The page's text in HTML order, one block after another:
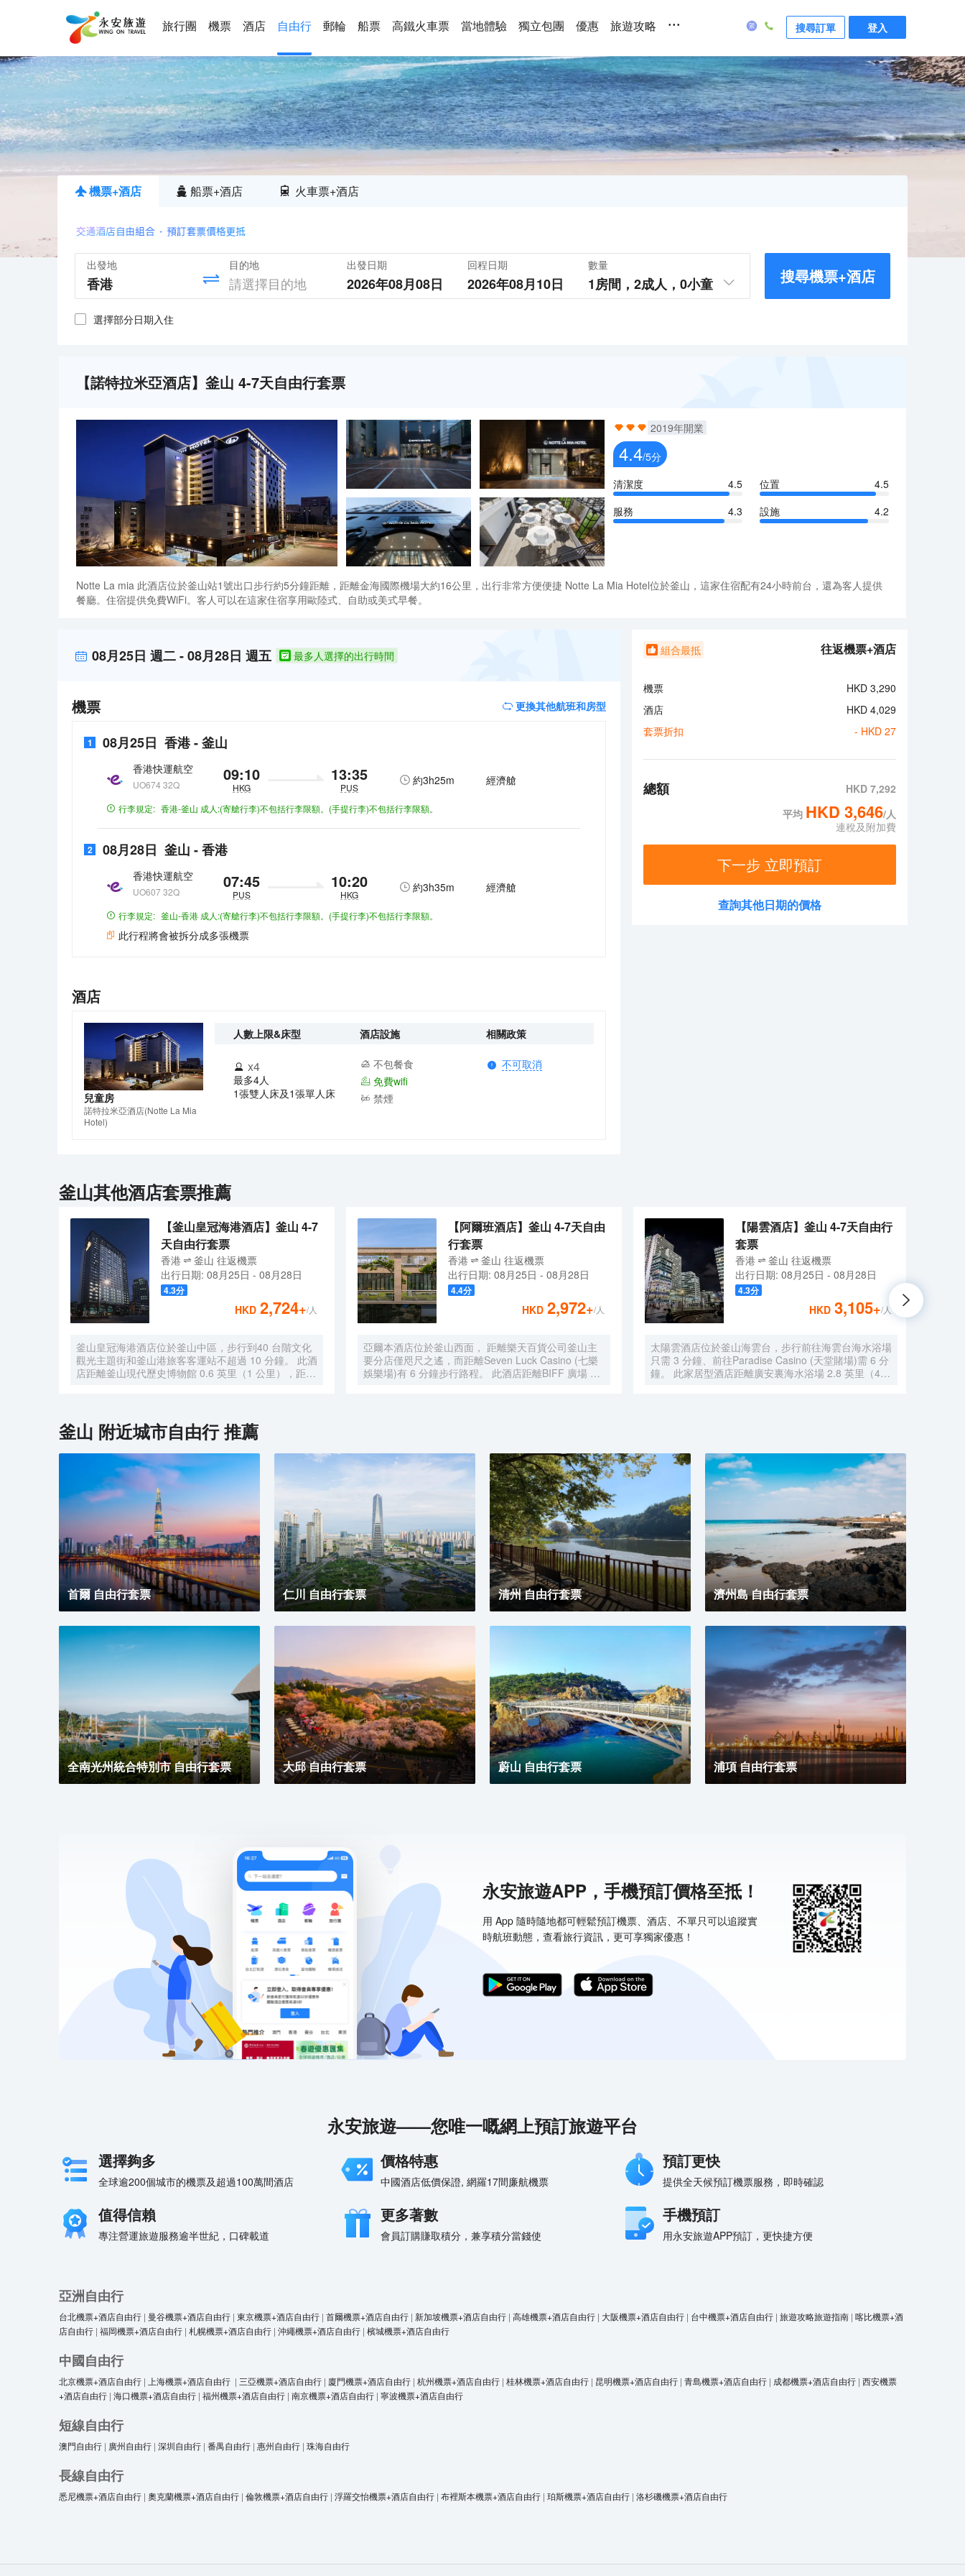
旅行團 機票 酒店 自由行 郵輪 船票 高鐵火車票 當地體驗 獨立包團 優惠 旅遊攻略 ... 搜尋訂單 登入
機票+酒店 船票+酒店 火車票+酒店
出發地 目的地 出發日期
2026年08月08日
回程日期
2026年08月10日
數量
1房間， 2成人， 0小童 搜尋機票+酒店
選擇部分日期入住
【諾特拉米亞酒店】釜山 4-7天自由行套票
2019年開業
4.4/5分
清潔度
4.5 位置
4.5
服務
4.3 設施 4.2
Notte La mia 此酒店位於釜山站1號出口步行約5分鐘距離，距離金海國際機場大約16公里，出行非常方便便捷 Notte La Mia Hotel位於釜山，這家住宿配有24小時前台，還為客人提供
餐廳。住宿提供免費WiFi。客人可以在這家住宿享用歐陸式、自助或美式早餐。
08月25日 週二-08月28日 週五 最多人選擇的出行時間
機票 更換其他航班和房型
1 08月25日 香港-釜山
香港快運航空
UO674 32Q
09:10
HKG
13:35
PUS 約3h25m 經濟艙
行李規定: 香港-釜山 成人:(寄艙行李)不包括行李限額。(手提行李)不包括行李限額。
2 08月28日 釜山 -香港
香港快運航空
UO607 32Q
07:45
PUS
10:20
HKG 約3h35m 經濟艙
行李規定: 釜山-香港 成人:(寄艙行李)不包括行李限額。(手提行李)不包括行李限額。
此行程將會被拆分成多張機票
酒店
兒童房
諾特拉米亞酒店(Notte La Mia
Hotel)
人數上限&床型
x4
最多4人
1張雙人床及1張單人床
酒店設施
不包餐食
免費wifi
禁煙
相關政策
不可取消
組合最抵 往返機票+酒店
機票 HKD 3,290
酒店
HKD 4,029
套票折扣
- HKD 27
總額 HKD 7,292
平均 HKD 3,646/人
連稅及附加費
下一步 立即預訂
查詢其他日期的價格
釜山其他酒店套票推薦
【釜山皇冠海港酒店】釜山 4-7
天自由行套票
香港 釜山 往返機票
出行日期: 08月25日 - 08月28日
4.3分
HKD 2,724+/人
釜山皇冠海港酒店位於釜山中區，步行到40 台階文化
觀光主題街和釜山港旅客客運站不超過 10 分鐘。 此酒
店距離釜山現代歷史博物館 0.6 英里（1 公里），距離
心。您可以到酒吧/酒廊，點一杯喜歡的飲品，暢飲一
番。每天 06:30 至 09:00 提供收費的自助式早餐。 特
色服務/設施包括免費高速有線上網、24 小時商務中心
和乾洗/洗衣服務。酒店提供免費自助停車。 有 500 間
空調客房提供冰箱和液晶電視；您定能在旅途中找到家
的舒適。提供免費有線和無線上網。浴室提供浴缸或淋
浴、免費洗浴用品和吹風機。便利設施包括電話，以及
可存放筆記本電腦的保險箱和免費瓶裝水。
【阿爾班酒店】釜山 4-7天自由
行套票
香港 釜山 往返機票
出行日期: 08月25日 - 08月28日
4.4分
HKD 2,972+/人
亞爾本酒店位於釜山西面， 距離樂天百貨公司釜山主
要分店僅咫尺之遙，而距離Seven Luck Casino (七樂
娛樂場)有 6 分鐘步行路程。 此酒店距離BIFF 廣場 4.8
提供收費的當地美食早餐。 特色服務/設施包括大堂免
費報紙、24 小時前台服務和多語言服務。酒店提供免
費自助停車。 有 159 間客房提供冰箱和平板電視；您
定能在旅途中找到家的舒適。您的卧床備有羽絨被和高
檔床上用品。提供免費無線網絡，方便您與朋友保持聯
繫；有線頻道可滿足您的娛樂需求。配備淋浴設施的私
人浴室提供大花灑淋浴噴頭和坐浴桶。
【陽雲酒店】釜山 4-7天自由行
套票
香港 釜山 往返機票
出行日期: 08月25日 - 08月28日
4.3分
HKD 3,105+/人
太陽雲酒店位於釜山海雲台，步行前往海雲台海水浴場
只需 3 分鐘、前往Paradise Casino (天堂賭場)需 6 分
鐘。 此家居型酒店距離廣安裏海水浴場 2.8 英里（4.5
早餐。 特色服務/設施包括24 小時前台服務、多語言服
務和行李寄存。酒店提供免費自助停車。 有 91 間客房
提供冰箱和液晶電視；您定能在旅途中找到家的舒適。
提供免費無線網絡，方便您與朋友保持聯繫；衞星頻道
可滿足您的娛樂需求。浴室提供淋浴設施、免費洗浴用
品和坐浴桶。便利設施包括迷你吧和電熱水壺；而且每
天提供客房服務。
釜山 附近城市自由行 推薦
首爾 自由行套票 仁川 自由行套票 清州 自由行套票 濟州島 自由行套票
全南光州統合特別市 自由行套票 大邱 自由行套票 蔚山 自由行套票 浦項 自由行套票
永安旅遊APP，手機預訂價格至抵！
用 App 隨時隨地都可輕鬆預訂機票、酒店、不單只可以追蹤實
時航班動態，查看旅行資訊，更可享獨家優惠！
永安旅遊——您唯一嘅網上預訂旅遊平台
選擇夠多
全球逾200個城市的機票及超過100萬間酒店
價格特惠
中國酒店低價保證, 網羅17間廉航機票
預訂更快
提供全天候預訂機票服務，即時確認
值得信賴
專注營運旅遊服務逾半世紀，口碑載道
更多著數
會員訂購賺取積分，兼享積分當錢使
手機預訂
用永安旅遊APP預訂，更快捷方便
亞洲自由行
台北機票+酒店自由行 | 曼谷機票+酒店自由行 | 東京機票+酒店自由行 | 首爾機票+酒店自由行 | 新加坡機票+酒店自由行 | 高雄機票+酒店自由行 | 大阪機票+酒店自由行 | 台中機票+酒店自由行 | 旅遊攻略旅遊指南 | 喀比機票+酒
店自由行 | 福岡機票+酒店自由行 | 札幌機票+酒店自由行 | 沖繩機票+酒店自由行 | 檳城機票+酒店自由行
中國自由行
北京機票+酒店自由行 | 上海機票+酒店自由行 | 三亞機票+酒店自由行 | 廈門機票+酒店自由行 | 杭州機票+酒店自由行 | 桂林機票+酒店自由行 | 昆明機票+酒店自由行 | 青島機票+酒店自由行 | 成都機票+酒店自由行 | 西安機票
+酒店自由行 | 海口機票+酒店自由行 | 福州機票+酒店自由行 | 南京機票+酒店自由行 | 寧波機票+酒店自由行
短線自由行
澳門自由行 | 廣州自由行 | 深圳自由行 | 番禺自由行 | 惠州自由行 | 珠海自由行
長線自由行
悉尼機票+酒店自由行 | 奧克蘭機票+酒店自由行 | 倫敦機票+酒店自由行 | 浮羅交怡機票+酒店自由行 | 布裡斯本機票+酒店自由行 | 珀斯機票+酒店自由行 | 洛杉磯機票+酒店自由行